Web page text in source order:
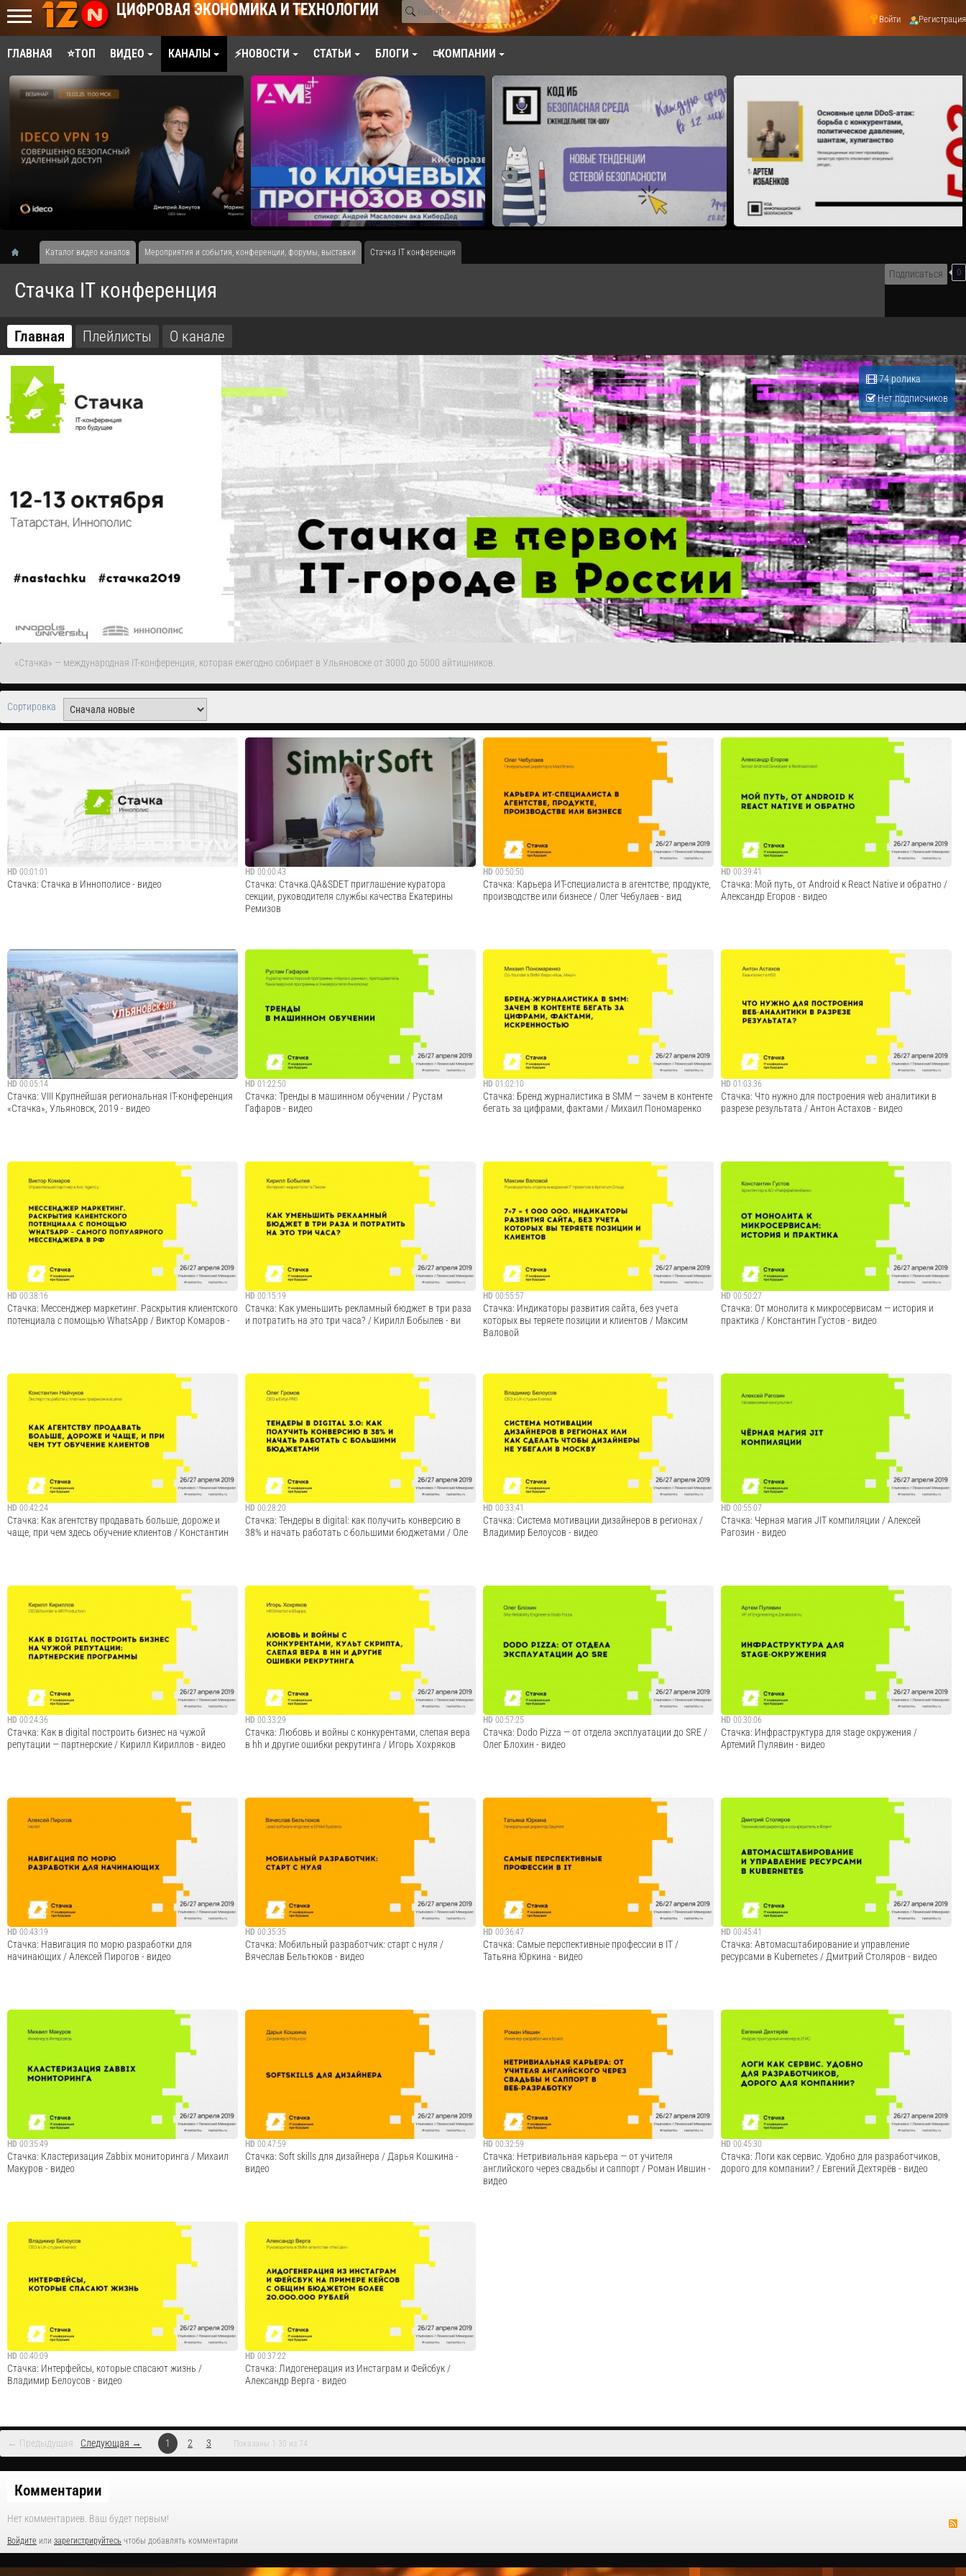
ЦИФРОВАЯ ЭКОНОМИКА И ТЕХНОЛОГИИ Войти Регистрация
ГЛАВНАЯ ⭐ТОП ВИДЕО КАНАЛЫ ⚡НОВОСТИ СТАТЬИ БЛОГИ ◽КОМПАНИИ
Каталог видео каналов Мероприятия и события, конференции, форумы, выставки Стачка IT конференция
Подписаться 0
Стачка IT конференция
Главная Плейлисты О канале
74 ролика
Нет подписчиков
«Стачка» — международная IT-конференция, которая ежегодно собирает в Ульяновске от 3000 до 5000 айтишников.
Сортировка
HD 00:01:01
Стачка: Стачка в Иннополисе - видео
IT на пороге качественных изменений. Что нас ждет за
горизонтом? «Стачка» — международная IT-конференция
про будущее, которая ежегодно собирает в Ульяновске
больше 5000 айтишников. Осенью 2019 года Стачка
впервые пройдет в самом...
Cмотреть видео
HD 00:00:43
Стачка: Стачка.QA&SDET приглашение куратора
секции, руководителя службы качества Екатерины
Ремизов
«Стачка» — международная ИТ-конференция, которая
ежегодно собирает в Ульяновске от 3000 до 5000
докладов в 15 разных секциях. Всего 4 крупных
направления: Разработка, Digital, ...
HD 00:50:50
Стачка: Карьера ИТ-специалиста в агентстве, продукте,
производстве или бизнесе / Олег Чебулаев - вид
Поговорим о преимуществах и недостатках работы в
компаниях разных типов, о перспективах, задачах,
команде, зарплате и карьерных треках. Начинающим
специалистам помогу сформировать представление о
процессах компаний, опытным разработчикам ра...
HD 00:39:41
Стачка: Мой путь, от Android к React Native и обратно /
Александр Егоров - видео
Кроссплатформенная разработка мобильных приложений
существует уже относительно давно, но как отдельная
отрасль она сформировалась недавно. Сейчас
мобильные разработчики, имеющие большой опыт за
спиной, смотрят на кроссплатформенную раз...
HD 00:05:14
Стачка: VIII Крупнейшая региональная IT-конференция
«Стачка», Ульяновск, 2019 - видео
IT на пороге качественных изменений. Что нас ждет за
горизонтом? «Стачка» — международная IT-конференция
про будущее, которая ежегодно собирает в Ульяновске
больше 5000 айтишников. В программе — более 200
докладов в 27 разных секциях. В...
HD 01:22:50
Стачка: Тренды в машинном обучении / Рустам
Гафаров - видео
Хотел поговорить о будущем машинного обучения, об
интересных вещах, которые в самое последнее время
начинают решаться в трендовые подходы. Расскажу про
GAN сети, что они сейчас генерируют картины, которые
на аукционах продаются за 400к дол...
HD 01:02:10
Стачка: Бренд журналистика в SMM — зачем в контенте
бегать за цифрами, фактами / Михаил Пономаренко
Бренд-журналистика: это использование методов
журналистской работы для создания контента в
социальных сетях. Тезисы: 1) Использование
журналистского подхода к созданию контента для
социальных сетей. Зачем по самые уши погрузить
Cмотреть видео
HD 01:03:36
Стачка: Что нужно для построения web аналитики в
разрезе результата / Антон Астахов - видео
— Что такое сквозная аналитика — Какие уровни анализа
бывают — Почему не каждый дашборд или отчет можно
назвать сквозной аналитикой — Как выбрать уровень
анализа для своего проекта и что для этого потребуется
сделать
HD 00:38:16
Стачка: Мессенджер маркетинг. Раскрытия клиентского
потенциала с помощью WhatsApp / Виктор Комаров -
— как с помощью WhatsApp оптимизировать расходы
рекламных кампаний (покажем с кейсами) — как
построить полноценный мессенджер-маркетинг в
компании — может ли WhatsApp заменить приложение
для клиентов оффлайн-бизнеса — как автоматизировать
Cмотреть видео
HD 00:15:19
Стачка: Как уменьшить рекламный бюджет в три раза
и потратить на это три часа? / Кирилл Бобылев - ви
Есть очевидные способы оптимизации рекламных
бюджетов, которые известны каждому директологу. Но
иногда достаточно внести небольшие исправления в
настройки кампании и достичь отличных результатов.
Мой кейс - как раз об этом. Покажу, как нас...
HD 00:55:57
Стачка: Индикаторы развития сайта, без учета
которых вы теряете позиции и клиентов / Максим
Валовой
- Куда уходят заказы? - Есть сайт - есть проблемы, нет
сайта - есть проблемы - 7 основных индикаторов
развития сайта - 7 не очевидных индикаторов, влияющих
на конечный результат - 7 или 7? Как это работает в
жизни?
HD 00:50:27
Стачка: От монолита к микросервисам — история и
практика / Константин Густов - видео
В докладе рассказывается об опыте перевода проекта с
монолитной архитектуры на микросервисную. Можно
найти много материала на тему, как делать приложения
на основе микросервисов. Намного реже говорят о том,
как сделать плавный, эволюционны...
HD 00:42:24
Стачка: Как агентству продавать больше, дороже и
чаще, при чем здесь обучение клиентов / Константин
— зачем учить клиентов, чем отличается обучение
текущих и потенциальных клиентов; — как с помощью
обучения снижать нагрузку на обслуживание текущих
клиентов; — как с помощью обучения привлекать новых и
удерживать существующих клиентов; — ка...
HD 00:28:20
Стачка: Тендеры в digital: как получить конверсию в
38% и начать работать с большими бюджетами / Оле
Отличие от входящих запросов - плюсы и минусы.
Создаем тендерный отдел: люди, ПО и процессы. В
какой тендер НЕ НАДО идти. Нюансы, чтобы победить.
БОНУС. Расчет рентабельности тендерного отдела.
HD 00:33:41
Стачка: Система мотивации дизайнеров в регионах /
Владимир Белоусов - видео
Про опыт внедрения грейдов и управление мотивацией
Cмотреть видео
HD 00:55:07
Стачка: Черная магия JIT компиляции / Алексей
Рагозин - видео
JIT (Just in Time) компиляция – неотъемлемая часть
многих популярных платформ (JavaScript, Java). Задача
отличается от классической AOT (Ahead of Time)
компиляции. Эволюция технологий JIT и AOT ко...
HD 00:24:36
Стачка: Как в digital построить бизнес на чужой
репутации — партнерские / Кирилл Кириллов - видео
— Step Up: выйти за пару лет на уровень более
титулованных конкурентов — О скрытых профитах от
Премии Рунета, лояльных клиентах и других digital-
зарисовок — С — самостоятельность?
HD 00:33:29
Стачка: Любовь и войны с конкурентами, слепая вера
в hh и другие ошибки рекрутинга / Игорь Хохряков
«Стачка» — международная ИТ-конференция, которая
ежегодно собирает в Ульяновске от 3000 до 5000
докладов в 15 разных секциях. Всего 4 крупных
направления: Разработка, Digital, ...
HD 00:57:25
Стачка: Dodo Pizza — от отдела эксплуатации до SRE /
Олег Блохин - видео
Каждый раз, когда я слышу слово DevOps, по спине
бегут странные мурашки. С одной стороны - это модно,
DevOps внедрить, а если на консультантов денег нет, вам
поможет пол дюжины книжек. А ...
HD 00:30:06
Стачка: Инфраструктура для stage окружения /
Артемий Пулявин - видео
Часто ли у вас бывает такое, что код из репозитория
сервиса бэкэнда еще пишется, но с ним уже хотят
работать front и mobile команда? А отдел тестирования
постоянно бегает к mobile команде за релизными
сборками, по которым готовы еще не все ...
HD 00:43:19
Стачка: Навигация по морю разработки для
начинающих / Алексей Пирогов - видео
Разработка программного обеспечения сегодня -
индустрия очень большая. Времена, когда можно было
программистом", давно прошли. Будущее за узкими
специалистами при огромном количестве доступных
Cмотреть видео
HD 00:35:35
Стачка: Мобильный разработчик: старт с нуля /
Вячеслав Бельтюков - видео
Мобильная разработка в наши дни стремительно
превращается из маленькой и узкой сферы в одного из
посмотрим, чем работа в этой сфере отличается от других
HD 00:36:47
Стачка: Самые перспективные профессии в IT /
Татьяна Юркина - видео
Россия к 2027 году столкнется с недостатком двух
миллионов IT специалистов. IT – самая перспективная
отрасль в России. И война за кадры уже идет. Какие
профессии будут самыми востребованными и
высокооплачиваемыми? Как найти работу мечты? Т...
HD 00:45:41
Стачка: Автомасштабирование и управление
ресурсами в Kubernetes / Дмитрий Столяров - видео
На данный момент (февраль 2019) у нас, компании
Флант, в production-окружениях Kubernetes
функционируют 55 проектов, в состав которых входят
более 1000 различных приложений в 70+ кластерах. За
время эксплуатации этих приложений, мы поняли,...
HD 00:35:49
Стачка: Кластеризация Zabbix мониторинга / Михаил
Макуров - видео
Заббикс - популярная открытая система мониторинга,
используется большим количеством компаний. Я хотел
бы рассказать об опыте создания кластера
мониторинга. В докладе я коротко упомяну о сделанных
HD 00:47:59
Стачка: Soft skills для дизайнера / Дарья Кошкина -
видео
Расскажу, что это, зачем они нужны, как их развить и
почему быть дизайнером это гораздо больше, чем
рисовать красивые картинки.
Cмотреть видео
HD 00:32:59
Стачка: Нетривиальная карьера — от учителя
английского через свадьбы и саппорт / Роман Ившин -
видео
HD 00:45:30
Стачка: Логи как сервис. Удобно для разработчиков,
дорого для компании? / Евгений Дехтярёв - видео
HD 00:40:09
Стачка: Интерфейсы, которые спасают жизнь /
Владимир Белоусов - видео
Cмотреть видео
HD 00:37:22
Стачка: Лидогенерация из Инстаграм и Фейсбук /
Александр Верга - видео
← Предыдущая Следующая → 1 2 3 Показаны 1-30 из 74
Комментарии
Нет комментариев. Ваш будет первым!
Войдите или зарегистрируйтесь чтобы добавлять комментарии